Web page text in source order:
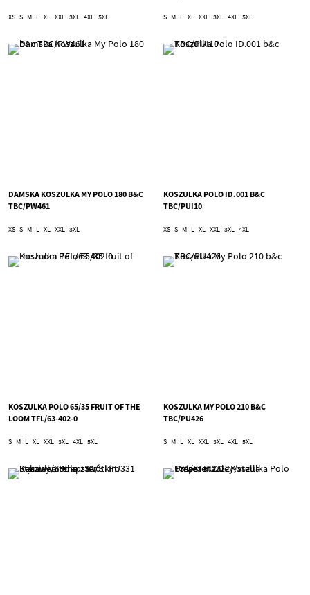
XS S M L XL XXL 3XL 4XL 5XL S M L XL XXL 3XL 4XL 5XL
DAMSKA KOSZULKA MY POLO 180 B&C
TBC/PW461
XS S M L XL XXL 3XL
KOSZULKA POLO ID.001 B&C
TBC/PUI10
XS S M L XL XXL 3XL 4XL
KOSZULKA POLO 65/35 FRUIT OF THE
LOOM TFL/63-402-0
S M L XL XXL 3XL 4XL 5XL
KOSZULKA MY POLO 210 B&C
TBC/PU426
S M L XL XXL 3XL 4XL 5XL